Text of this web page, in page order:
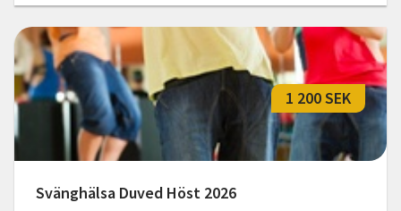
Svänghälsa Duved Höst 2026
1 200 SEK